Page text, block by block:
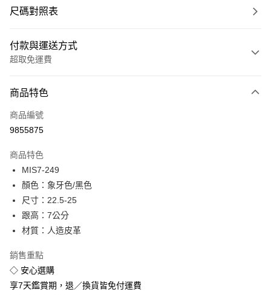
尺碼對照表
付款與運送方式
超取免運費
信用卡一次付款
超商取貨付款
Apple Pay
街口支付
悠遊付
Google Pay
全盈+PAY
運送方式
商品特色
商品編號
9855875
商品特色
MIS7-249
顏色：象牙色/黑色
尺寸：22.5-25
跟高：7公分
材質：人造皮革
銷售重點
◇ 安心選購
享7天鑑賞期，退／換貨皆免付運費